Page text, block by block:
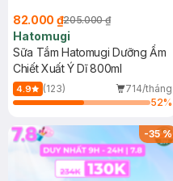
82.000 ₫205.000 ₫
Hatomugi
Sữa Tắm Hatomugi Dưỡng Ẩm
Chiết Xuất Ý Dĩ 800ml
4.9 (123)
714/tháng
52%
-35%